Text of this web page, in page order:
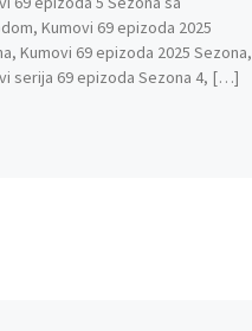
Kumovi 69 epizoda 2025
Kumovi 69 epizoda 2025 Sezona,
serija 69 epizoda Sezona 4, […]